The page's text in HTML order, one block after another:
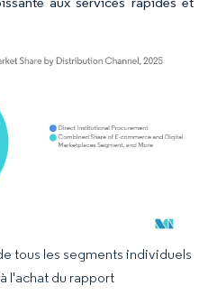
nécessite une attribution sous CC BY
tous les segments individuels
l'achat du rapport